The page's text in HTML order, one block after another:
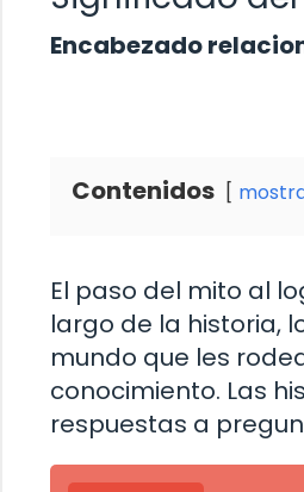
Encabezado
Contenidos
El paso del mito al
largo de la historia,
mundo que les
conocimiento. Las
respuestas a